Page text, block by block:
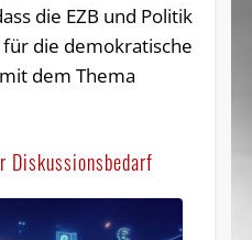
die EZB und Politik
die demokratische
dem Thema
Diskussionsbedarf